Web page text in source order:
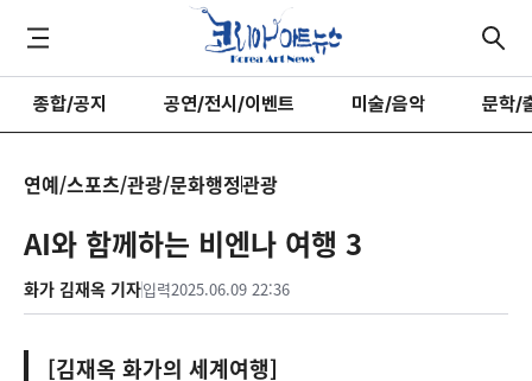
종합/공지 공연/전시/이벤트 미술/음악 문학/
연예/스포츠/관광/문화행정관광
AI와 함께하는 비엔나 여행 3
화가 김재옥 기자입력2025.06.09 22:36
[김재옥 화가의 세계여행]